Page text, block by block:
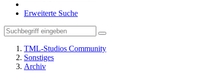
Erweiterte Suche
TML-Studios Community
Sonstiges
Archiv